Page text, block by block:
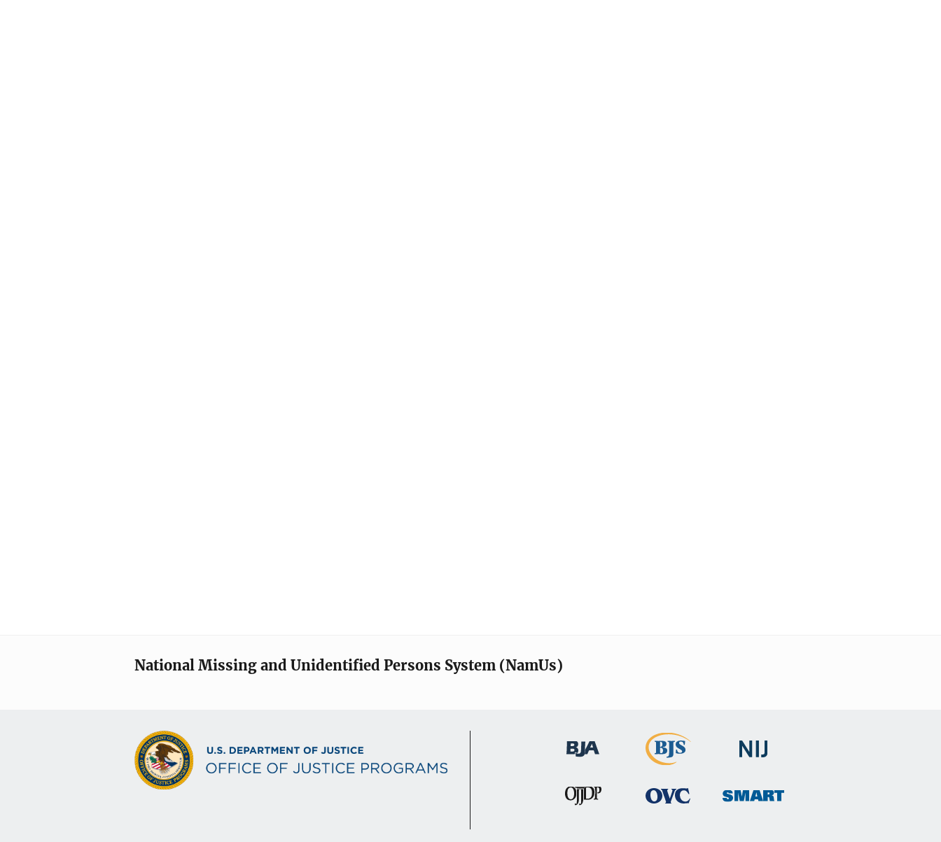
National Missing and Unidentified Persons System (NamUs)